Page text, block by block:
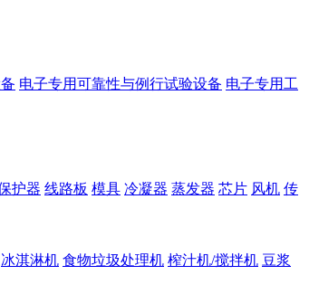
电子专用可靠性与例行试验设备 电子专用工
护器 线路板 模具 冷凝器 蒸发器 芯片 风机 传
冰淇淋机 食物垃圾处理机 榨汁机/搅拌机 豆浆